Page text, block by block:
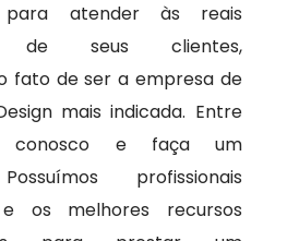
atender às reais
de seus clientes,
fato de ser a empresa de
mais indicada. Entre
conosco e faça um
profissionais
os melhores recursos